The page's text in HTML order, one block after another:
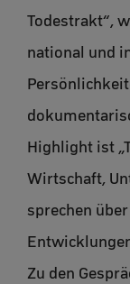
Todestrakt“,
national und
Highlight ist
Wirtschaft,
sprechen
Zu den